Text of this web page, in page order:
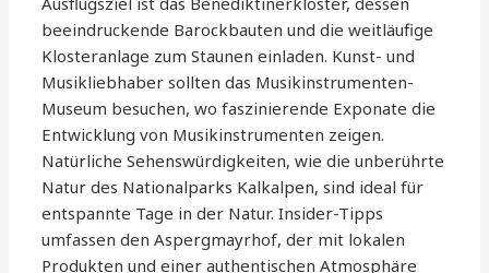
beeindruckende Barockbauten und die weitläufige
Klosteranlage zum Staunen einladen. Kunst- und
Musikliebhaber sollten das Musikinstrumenten-
Museum besuchen, wo faszinierende Exponate die
Entwicklung von Musikinstrumenten zeigen.
Natürliche Sehenswürdigkeiten, wie die unberührte
Natur des Nationalparks Kalkalpen, sind ideal für
entspannte Tage in der Natur. Insider-Tipps
umfassen den Aspergmayrhof, der mit lokalen
Produkten und einer authentischen Atmosphäre